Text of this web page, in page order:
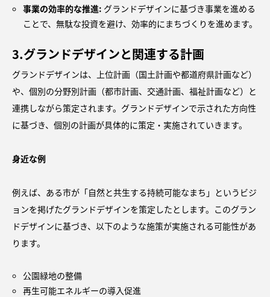
事業の効率的な推進: グランドデザインに基づき事業を進める
ことで、無駄な投資を避け、効率的にまちづくりを進めます。
3.グランドデザインと関連する計画
グランドデザインは、上位計画（国土計画や都道府県計画など）
や、個別の分野別計画（都市計画、交通計画、福祉計画など）と
連携しながら策定されます。グランドデザインで示された方向性
に基づき、個別の計画が具体的に策定・実施されていきます。
身近な例
例えば、ある市が「自然と共生する持続可能なまち」というビジ
ョンを掲げたグランドデザインを策定したとします。このグラン
ドデザインに基づき、以下のような施策が実施される可能性があ
ります。
公園緑地の整備
再生可能エネルギーの導入促進